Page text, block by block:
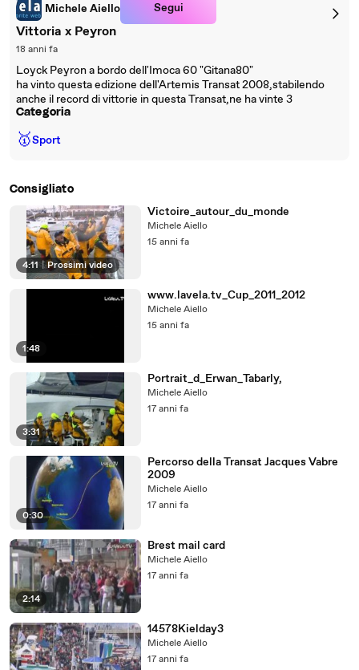
Michele Aiello Segui
Vittoria x Peyron
18 anni fa
Loyck Peyron a bordo dell'Imoca 60 "Gitana80"
ha vinto questa edizione dell'Artemis Transat 2008,stabilendo
anche il record di vittorie in questa Transat,ne ha vinte 3
Categoria
🥇Sport
Consigliato
4:11 | Prossimi video
Victoire_autour_du_monde
Michele Aiello
15 anni fa
1:48
www.lavela.tv_Cup_2011_2012
Michele Aiello
15 anni fa
3:31
Portrait_d_Erwan_Tabarly,
Michele Aiello
17 anni fa
0:30
Percorso della Transat Jacques Vabre
2009
Michele Aiello
17 anni fa
2:14
Brest mail card
Michele Aiello
17 anni fa
14578Kielday3
Michele Aiello
17 anni fa